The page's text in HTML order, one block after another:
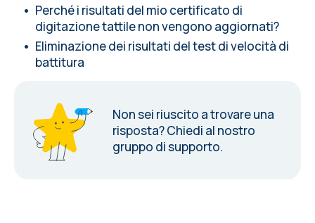
Perché i risultati del mio certificato di
digitazione tattile non vengono aggiornati?
Eliminazione dei risultati del test di velocità di
battitura
Non sei riuscito a trovare una
risposta?Chiedi al nostro
gruppo di supporto.